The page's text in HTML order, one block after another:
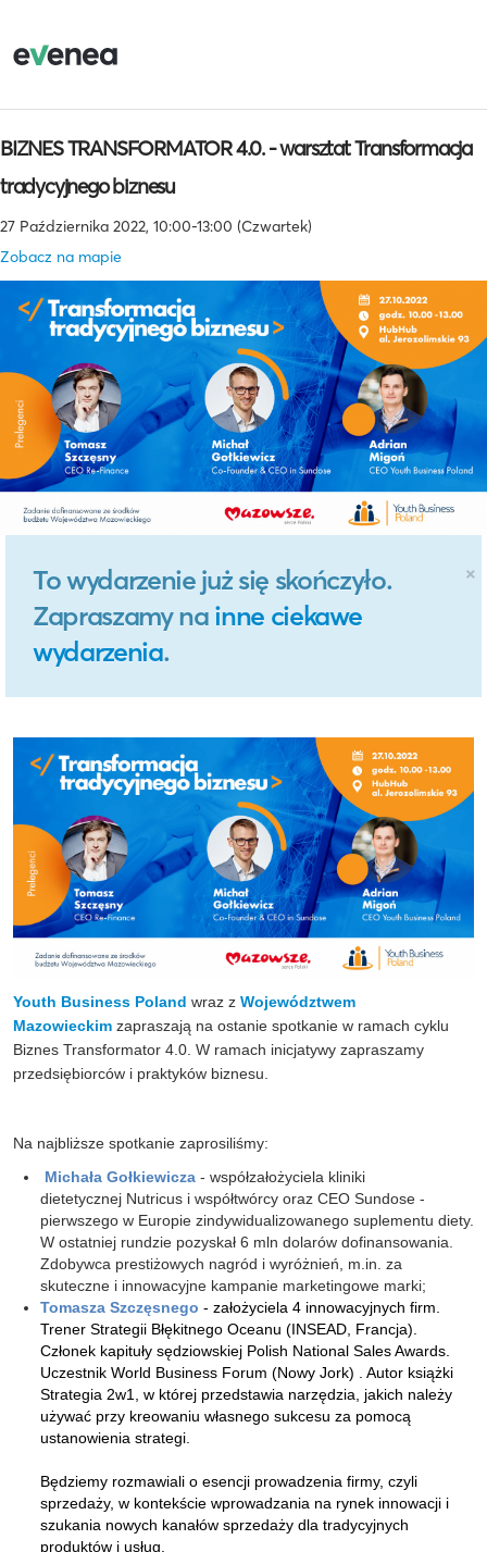
BIZNES TRANSFORMATOR 4.0. - warsztat Transformacja
tradycyjnego biznesu
27 Października 2022, 10:00-13:00 (Czwartek)
Zobacz na mapie
×
To wydarzenie już się skończyło.
Zapraszamy na inne ciekawe
wydarzenia.
Youth Business Poland wraz z Województwem
Mazowieckim zapraszają na ostanie spotkanie w ramach cyklu
Biznes Transformator 4.0. W ramach inicjatywy zapraszamy
przedsiębiorców i praktyków biznesu.
Na najbliższe spotkanie zaprosiliśmy:
Michała Gołkiewicza - współzałożyciela kliniki
dietetycznej Nutricus i współtwórcy oraz CEO Sundose -
pierwszego w Europie zindywidualizowanego suplementu diety.
W ostatniej rundzie pozyskał 6 mln dolarów dofinansowania.
Zdobywca prestiżowych nagród i wyróżnień, m.in. za
skuteczne i innowacyjne kampanie marketingowe marki;
Tomasza Szczęsnego - założyciela 4 innowacyjnych firm.
Trener Strategii Błękitnego Oceanu (INSEAD, Francja).
Członek kapituły sędziowskiej Polish National Sales Awards.
Uczestnik World Business Forum (Nowy Jork) . Autor książki
Strategia 2w1, w której przedstawia narzędzia, jakich należy
używać przy kreowaniu własnego sukcesu za pomocą
ustanowienia strategi.
Będziemy rozmawiali o esencji prowadzenia firmy, czyli
sprzedaży, w kontekście wprowadzania na rynek innowacji i
szukania nowych kanałów sprzedaży dla tradycyjnych
produktów i usług.